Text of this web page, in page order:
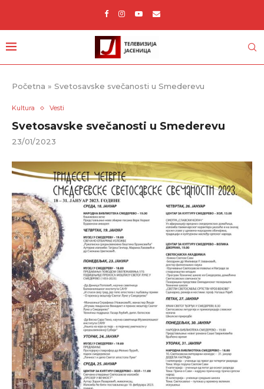
Početna » Svetosavske svečanosti u Smederevu
Kultura Vesti
Svetosavske svečanosti u Smederevu
23/01/2023